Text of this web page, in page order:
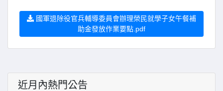
國軍退除役官兵輔導委員會辦理榮民就學子女午餐補
助金發放作業要點.pdf
近月內熱門公告